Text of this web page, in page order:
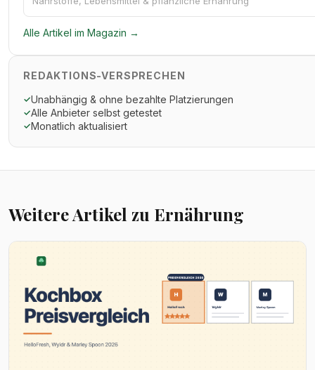
Alle Artikel im Magazin →
REDAKTIONS-VERSPRECHEN
✓Unabhängig & ohne bezahlte Platzierungen
✓Alle Anbieter selbst getestet
✓Monatlich aktualisiert
Weitere Artikel zu Ernährung